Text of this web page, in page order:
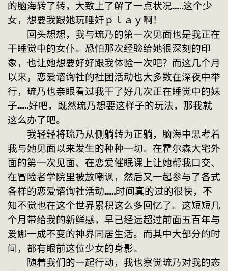
的脑海转了转，大致上了解了一点状况……这个少
女，想要我跟她玩睡奸ｐｌａｙ啊！
回头想想，我与琉乃的第一次见面也是我正在
干睡觉中的女仆。恐怕那次经验给她很深刻的印
象，也让她想要好好跟我体验一次吧？而这几个月
以来，恋爱谘询社的社团活动也大多数在深夜中举
行，琉乃也亲眼看过我干了好几次正在睡觉中的妹
子……好吧，既然琉乃想要这样子的玩法，那我就
这么办了吧。
我轻轻将琉乃从侧躺转为正躺，脑海中思考着
我与她见面以来发生的种种一切。在霍尔森大宅外
面的第一次见面、在恋爱催眠课上让她帮我口交、
在冒险者学院里被放嘲讽，然后又一起参与了各式
各样的恋爱谘询社活动……时间真的过的很快，不
知不觉也在这个世界累积这么多回忆了。这短短几
个月带给我的新鲜感，早已经远超过前面五百年与
爱娜一成不变的神界同居生活。而其中大部分的时
间，都有眼前这位少女的身影。
随着我们的一起行动，我也察觉琉乃对我的态